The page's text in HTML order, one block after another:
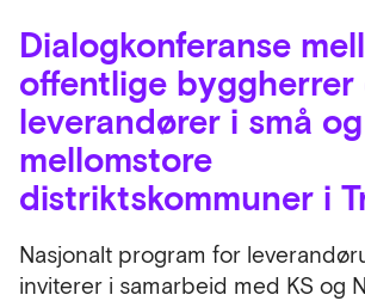
Dialogkonferanse
offentlige byggherrer
leverandører i små og
mellomstore
distriktskommuner i
Nasjonalt program for
inviterer i samarbeid med KS og